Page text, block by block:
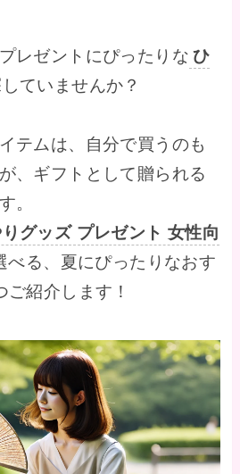
レゼントにぴったりな ひ
ていませんか？
テムは、自分で買うのも
、ギフトとして贈られる
。
りグッズ プレゼント 女性向
べる、夏にぴったりなおす
紹介します！